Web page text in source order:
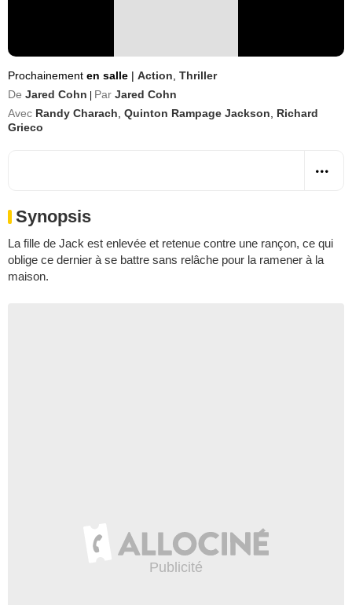
Prochainement en salle | Action Thriller
De Jared Cohn Par Jared Cohn
Avec Randy Charach Quinton Rampage Jackson
Richard
Grieco
Synopsis
La fille de Jack est enlevée et retenue contre une rançon, ce qui
oblige ce dernier à se battre sans relâche pour la ramener à la
maison.